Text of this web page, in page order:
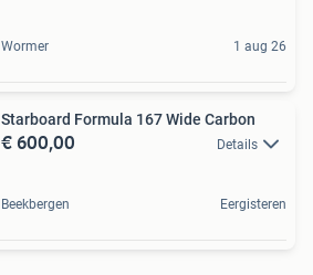
Wormer 1 aug 26
Starboard Formula 167 Wide Carbon
€ 600,00 Details
Beekbergen Eergisteren